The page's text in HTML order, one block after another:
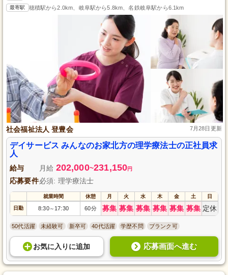
最寄駅 穂積駅から2.0km、岐阜駅から5.8km、名鉄岐阜駅から6.1km
社会福祉法人 登豊会 7月28日更新
デイサービス みんなのお家北方の理学療法士の正社員求
人
給与 月給 202,000~231,150円
応募要件必須: 理学療法士
就業時間 休憩 月 火 水 木 金 土 日
日勤 8:30～ 17:30 60分 募集 募集 募集 募集 募集 募集 定休
50代活躍 未経験可 新卒可 40代活躍 学歴不問 ブランク可
お気に入り に追加 応募画面へ進む